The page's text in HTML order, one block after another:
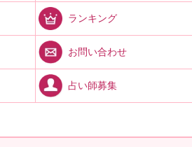
ランキング
お問い合わせ
占い師募集